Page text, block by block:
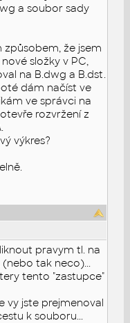
a soubor sady
že jsem
složky v PC,
na B.dwg a B.dst.
dám načíst ve
ve správci na
rozvržení z
výkres?
pravym tl. na
(nebo tak neco)...
tento "zastupce"
vy jste prejmenoval
k souboru...